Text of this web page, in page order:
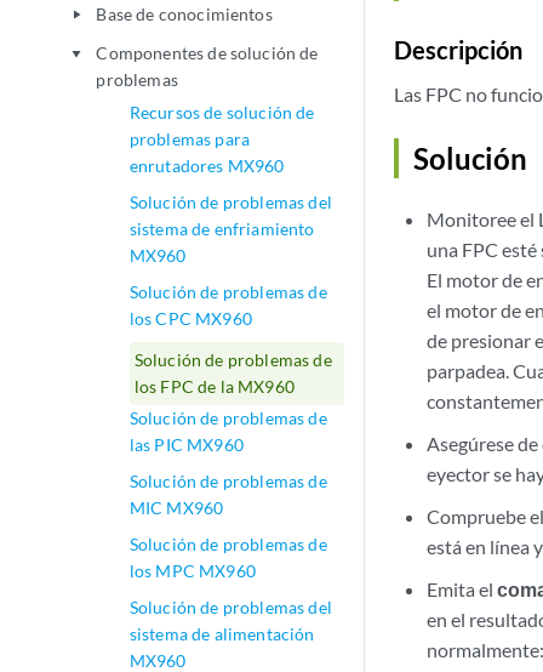
play_arrow Base de conocimientos
play_arrow
Componentes de solución de
problemas
Recursos de solución de
problemas para
enrutadores MX960
Solución de problemas del
sistema de enfriamiento
MX960
Solución de problemas de
los CPC MX960
Solución de problemas de
los FPC de la MX960
Solución de problemas de
las PIC MX960
Solución de problemas de
MIC MX960
Solución de problemas de
los MPC MX960
Solución de problemas del
sistema de alimentación
MX960
Descripción
Las FPC no
Solución
Monitoree el
una FPC
El motor de
el motor de
de presionar
parpadea.
Asegúrese
eyector se
Compruebe el
está en línea
Emita el
en el
normalmente: